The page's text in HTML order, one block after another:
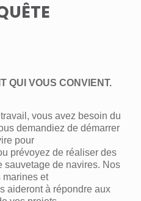
QUI VOUS CONVIENT.
vous avez besoin du
demandiez de démarrer
pour
prévoyez de réaliser des
sauvetage de navires. Nos
marines et
aideront à répondre aux